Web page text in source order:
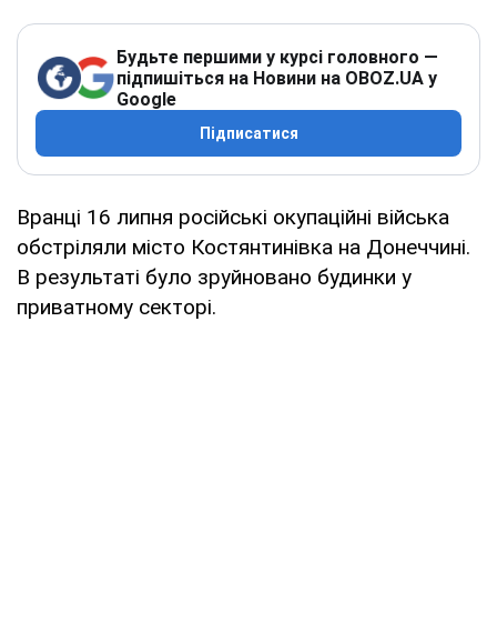
Будьте першими у курсі головного —
підпишіться на Новини на OBOZ.UA у
Google
Підписатися
Вранці 16 липня російські окупаційні війська
обстріляли місто Костянтинівка на Донеччині.
В результаті було зруйновано будинки у
приватному секторі.